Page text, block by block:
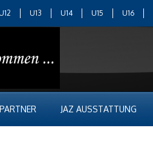
U13 U14 U15 U16
JAZ AUSSTATTUNG